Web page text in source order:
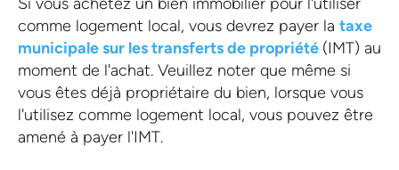
comme logement local, vous devrez payer la taxe
municipale sur les transferts de propriété (IMT) au
moment de l'achat. Veuillez noter que même si
vous êtes déjà propriétaire du bien, lorsque vous
l'utilisez comme logement local, vous pouvez être
amené à payer l'IMT.